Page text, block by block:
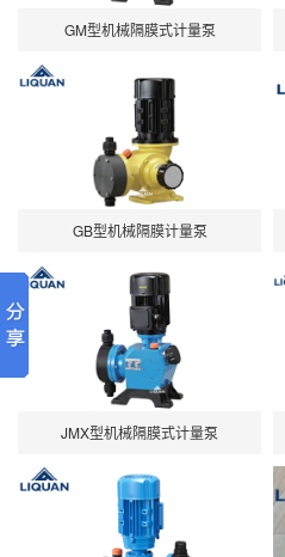
GM型机械隔膜式计量泵
GB型机械隔膜计量泵
JMX型机械隔膜式计量泵